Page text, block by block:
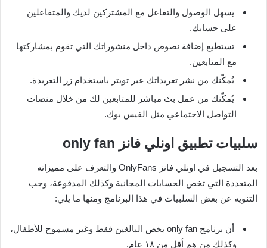
يسهل الوصول والتفاعل مع المشتركين لديك والمتفاعلين
على حسابك.
تستطيع إضافة نصوص داخل منشوراتك التي تقوم بمشاركتها
مع المتابعين.
يُمكّنك من نشر تغريداتك عبر تويتر باستخدام زر التغريدة.
يُمكّنك من عمل بث مباشر للمتابعين لك من خلال منصات
التواصل الاجتماعي مثل الفيس بوك.
سلبيات تطبيق اونلي فانز only fan
بعد التسجيل في اونلي فانز OnlyFans والتعرف على مميزاته
المتعددة التي تخص الحسابات المجانية وكذلك المدفوعة، وجب
التنويه عن بعض السلبيات في هذا البرنامج ومنها ما يلي:
أن برنامج only fan يخص البالغين فقط وغير مسموح للأطفال،
وكذلك من هم أقل من ١٨ عام.